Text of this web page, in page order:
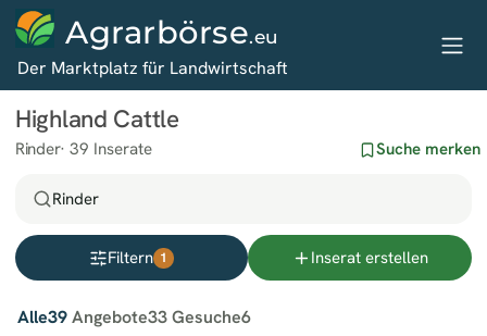
Agrarbörse.eu
Der Marktplatz für Landwirtschaft
Highland Cattle
Rinder 39 Inserate Suche merken
Rinder
Filtern 1 Inserat erstellen
Alle39Angebote33Gesuche6